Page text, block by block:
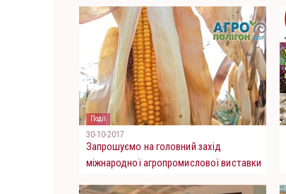
Події
30-10-2017
Запрошуємо на головний захід
міжнародної агропромислової виставки